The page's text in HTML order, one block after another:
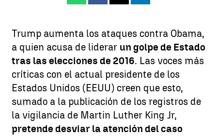
Trump aumenta los ataques contra Obama,
a quien acusa de liderar un golpe de Estado
tras las elecciones de 2016. Las voces más
críticas con el actual presidente de los
Estados Unidos (EEUU) creen que esto,
sumado a la publicación de los registros de
la vigilancia de Martin Luther King Jr,
pretende desviar la atención del caso